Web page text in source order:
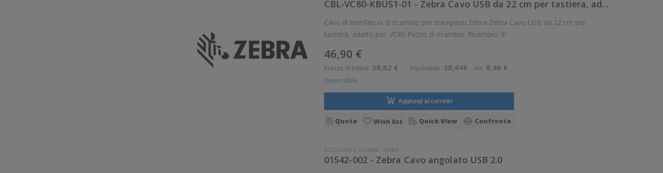
CBL-VC80-KBUS1-01 - Zebra Cavo USB da 22 cm per tastiera, adatto per:
Cavo di interfaccia di ricambio per stampanti Zebra Zebra Cavo USB da 22 cm per
tastiera, adatto per: VC80 Pezzo di ricambio. Ricambio: Si
46,90 €
Prezzo di listino: 58,62 € Imponibile: 38,44€ Iva: 8,46 €
Disponibile
Aggiungi al carrello
Quota Wish list Quick View Confronta
ACCESSORI E RICAMBI - ZEBRA
01542-002 - Zebra Cavo angolato USB 2.0